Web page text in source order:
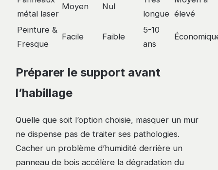
métal laser
Moyen Nul
longue élevé
Peinture &
Fresque
Facile Faible
5-10
ans
Préparer le support avant
l’habillage
Quelle que soit l’option choisie, masquer un mur
ne dispense pas de traiter ses pathologies.
Cacher un problème d’humidité derrière un
panneau de bois accélère la dégradation du